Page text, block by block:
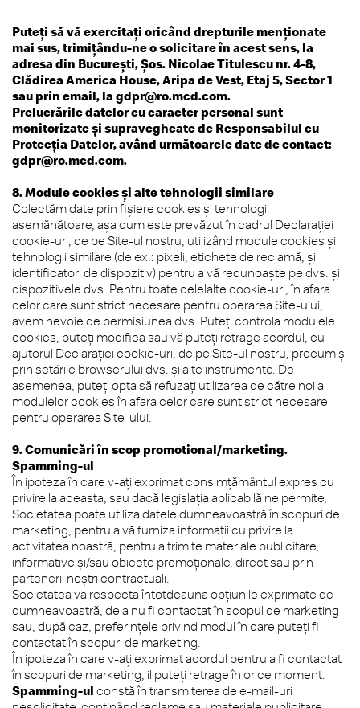
Puteți să vă exercitați oricând drepturile menționate
mai sus, trimițându-ne o solicitare în acest sens, la
adresa din București, Șos. Nicolae Titulescu nr. 4-8,
Clădirea America House, Aripa de Vest, Etaj 5, Sector 1
sau prin email, la gdpr@ro.mcd.com.
Prelucrările datelor cu caracter personal sunt
monitorizate și supravegheate de Responsabilul cu
Protecția Datelor, având următoarele date de contact:
gdpr@ro.mcd.com.
8. Module cookies și alte tehnologii similare
Colectăm date prin fișiere cookies și tehnologii
asemănătoare, așa cum este prevăzut în cadrul Declarației
cookie-uri, de pe Site-ul nostru, utilizând module cookies și
tehnologii similare (de ex.: pixeli, etichete de reclamă, și
identificatori de dispozitiv) pentru a vă recunoaște pe dvs. și
dispozitivele dvs. Pentru toate celelalte cookie-uri, în afara
celor care sunt strict necesare pentru operarea Site-ului,
avem nevoie de permisiunea dvs. Puteți controla modulele
cookies, puteți modifica sau vă puteți retrage acordul, cu
ajutorul Declarației cookie-uri, de pe Site-ul nostru, precum și
prin setările browserului dvs. și alte instrumente. De
asemenea, puteți opta să refuzați utilizarea de către noi a
modulelor cookies în afara celor care sunt strict necesare
pentru operarea Site-ului.
9. Comunicări în scop promotional/marketing.
Spamming-ul
În ipoteza în care v-ați exprimat consimțământul expres cu
privire la aceasta, sau dacă legislația aplicabilă ne permite,
Societatea poate utiliza datele dumneavoastră în scopuri de
marketing, pentru a vă furniza informații cu privire la
activitatea noastră, pentru a trimite materiale publicitare,
informative și/sau obiecte promoționale, direct sau prin
partenerii noștri contractuali.
Societatea va respecta întotdeauna opțiunile exprimate de
dumneavoastră, de a nu fi contactat în scopul de marketing
sau, după caz, preferințele privind modul în care puteți fi
contactat în scopuri de marketing.
În ipoteza în care v-ați exprimat acordul pentru a fi contactat
în scopuri de marketing, il puteți retrage în orice moment.
Spamming-ul constă în transmiterea de e-mail-uri